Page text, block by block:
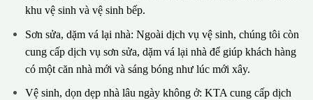
khu vệ sinh và vệ sinh bếp.
Sơn sửa, dặm vá lại nhà: Ngoài dịch vụ vệ sinh, chúng tôi còn
cung cấp dịch vụ sơn sửa, dặm vá lại nhà để giúp khách hàng
có một căn nhà mới và sáng bóng như lúc mới xây.
Vệ sinh, dọn dẹp nhà lâu ngày không ở: KTA cung cấp dịch